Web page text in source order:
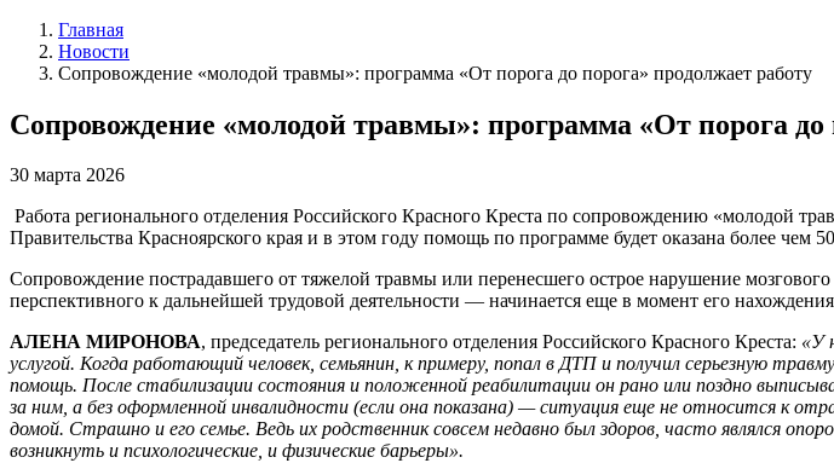
Главная
Новости
Сопровождение «молодой травмы»: программа «От порога до порога» продолжает работу
Сопровождение «молодой травмы»: программа «От порога до
30 марта 2026
Работа регионального отделения Российского Красного Креста по сопровождению
Правительства Красноярского края и в этом году помощь по программе будет оказана более чем
Сопровождение пострадавшего от тяжелой травмы или перенесшего острое нарушение
перспективного к дальнейшей трудовой деятельности — начинается еще в момент его
АЛЕНА МИРОНОВА, председатель регионального отделения Российского Красного Креста: «У
услугой. Когда работающий человек, семьянин, к примеру, попал в ДТП и получил серьезную
помощь. После стабилизации состояния и положенной реабилитации он рано или поздно
за ним, а без оформленной инвалидности (если она показана) — ситуация еще не относится к
домой. Страшно и его семье. Ведь их родственник совсем недавно был здоров, часто являлся
возникнуть и психологические, и физические барьеры».